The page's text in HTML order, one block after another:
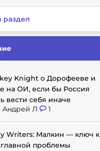
раздел
Knight о Дорофееве и
на ОИ, если бы Россия
вести себя иначе
Андрей Л 1
Writers: Малкин — ключ к
проблемы